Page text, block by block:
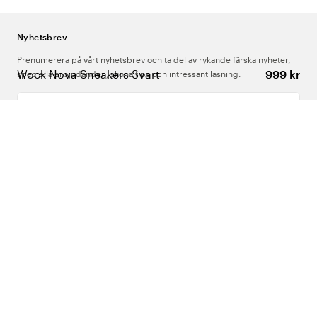
Wock Nova Sneakers Svart 999 kr
Nyhetsbrev
Prenumerera på vårt nyhetsbrev och ta del av rykande färska nyheter,
speciella erbjudanden, sköna tips och intressant läsning.
Ange din e-postadress